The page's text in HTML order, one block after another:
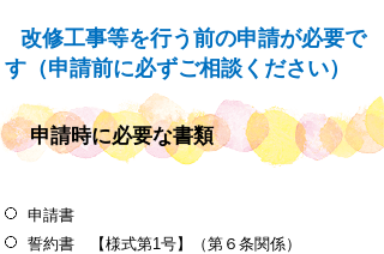
改修工事等を行う前の申請が必要で
す（申請前に必ずご相談ください）
申請時に必要な書類
申請書
誓約書 【様式第1号】（第６条関係）